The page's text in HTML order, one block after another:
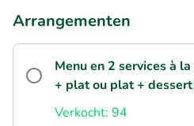
Arrangementen
Menu en 2 services à
+ plat ou plat +
Verkocht: 94